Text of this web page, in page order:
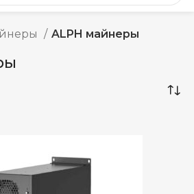
ALPH майнеры